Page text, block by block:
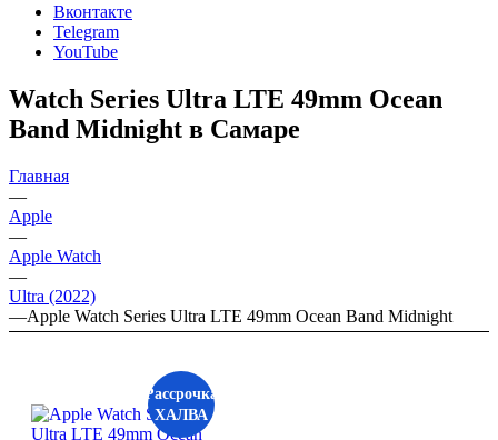
Вконтакте
Telegram
YouTube
Watch Series Ultra LTE 49mm Ocean
Band Midnight в Самаре
Главная
—
Apple
—
Apple Watch
—
Ultra (2022)
—Apple Watch Series Ultra LTE 49mm Ocean Band Midnight
Рассрочка
ХАЛВА